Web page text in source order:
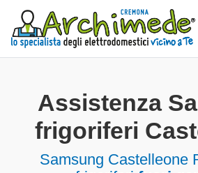
Assistenza
frigoriferi
Samsung Castelleone